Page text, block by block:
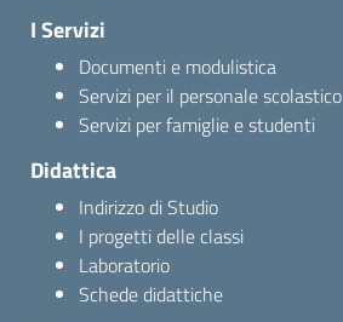
I Servizi
Documenti e modulistica
Servizi per il personale scolastico
Servizi per famiglie e studenti
Didattica
Indirizzo di Studio
I progetti delle classi
Laboratorio
Schede didattiche